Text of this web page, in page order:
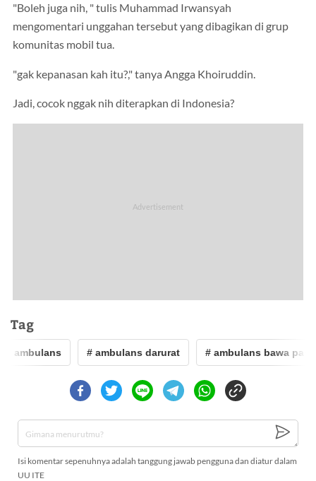
"Boleh juga nih, " tulis Muhammad Irwansyah
mengomentari unggahan tersebut yang dibagikan di grup
komunitas mobil tua.
"gak kepanasan kah itu?," tanya Angga Khoiruddin.
Jadi, cocok nggak nih diterapkan di Indonesia?
Tag
# ambulans # ambulans darurat # ambulans bawa
Isi komentar sepenuhnya adalah tanggung jawab pengguna dan diatur dalam
UU ITE